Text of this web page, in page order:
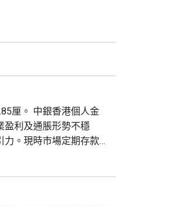
個人金
盈利及通脹形勢不穩
力。現時市場定期存款
色債券的認購反應熱